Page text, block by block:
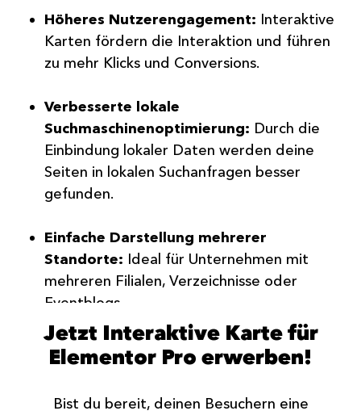
Höheres Nutzerengagement: Interaktive
Karten fördern die Interaktion und führen
zu mehr Klicks und Conversions.
Verbesserte lokale
Suchmaschinenoptimierung: Durch die
Einbindung lokaler Daten werden deine
Seiten in lokalen Suchanfragen besser
gefunden.
Einfache Darstellung mehrerer
Standorte: Ideal für Unternehmen mit
mehreren Filialen, Verzeichnisse oder
Eventblogs.
Jetzt Interaktive Karte für
Elementor Pro erwerben!
Bist du bereit, deinen Besuchern eine